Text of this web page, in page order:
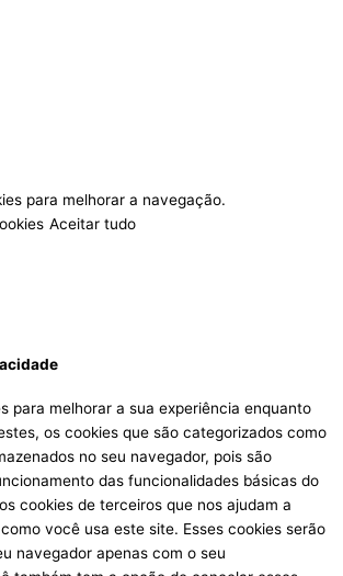
para melhorar a navegação.
Aceitar tudo
para melhorar a sua experiência enquanto
os cookies que são categorizados como
no seu navegador, pois são
das funcionalidades básicas do
cookies de terceiros que nos ajudam a
você usa este site. Esses cookies serão
navegador apenas com o seu